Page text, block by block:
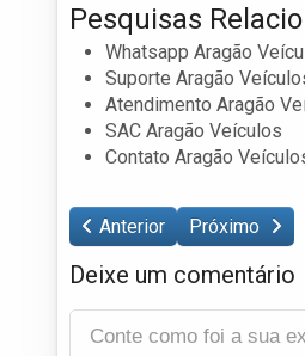
Pesquisas
Whatsapp Aragão
Suporte Aragão
Atendimento Aragão
SAC Aragão Veículos
Contato Aragão
Anterior Próximo
Deixe um comentário